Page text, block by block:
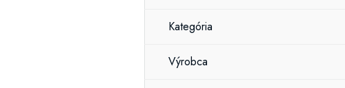
Kategória
Výrobca